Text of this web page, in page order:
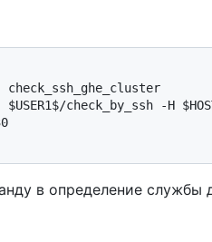
в определение службы